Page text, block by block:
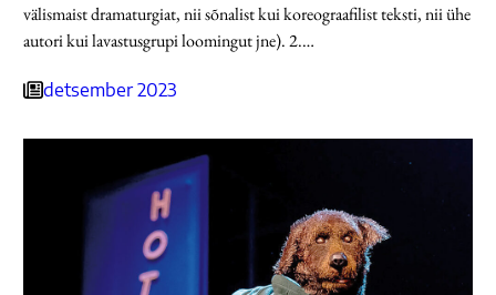
välismaist dramaturgiat, nii sõnalist kui koreograafilist teksti, nii ühe
autori kui lavastusgrupi loomingut jne). 2.…
detsember 2023